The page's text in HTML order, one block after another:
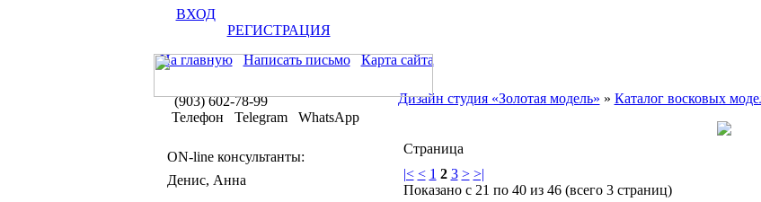
ВХОД
РЕГИСТРАЦИЯ
На главную
Написать письмо Карта сайта
(903) 602-78-99
Телефон Telegram WhatsApp
ON-line консультанты:
Денис, Анна
Дизайн студия «Золотая модель» » Каталог восковых
Страница
|< < 1 2 3 > >|
Показано с 21 по 40 из 46 (всего 3 страниц)